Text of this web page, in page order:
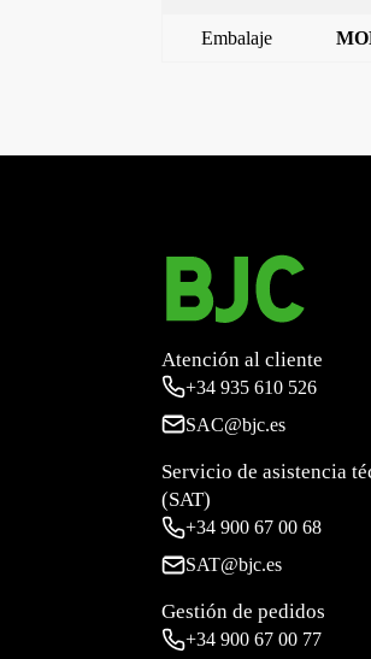
Embalaje
Atención al cliente
+34935 610 526
SAC@bjc.es
Servicio de asistencia
(SAT)
+34900 67 00 68
SAT@bjc.es
Gestión de pedidos
+34 900 67 00 77